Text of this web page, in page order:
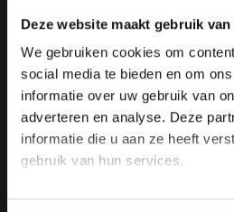
Openingstijden
Maandag:Gesloten
Dinsdag t/m vrijdag:10:00 -
18:00 uur
Zaterdag:10:00 - 17:00 uur
Zondag:Gesloten m.u.v.